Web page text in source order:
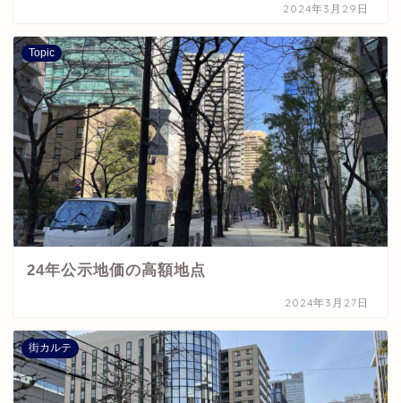
2024年3月29日
Topic
24年公示地価の高額地点
2024年3月27日
街カルテ